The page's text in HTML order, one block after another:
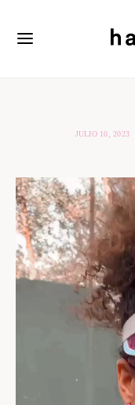
JULIO 10, 2023
Reproductor
de
vídeo